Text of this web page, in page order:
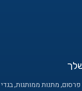
מתנות ממותגות, בגדי